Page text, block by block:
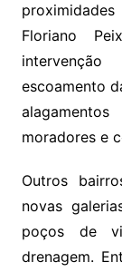
Floriano
escoamento
moradores e
Outros
novas
poços de
drenagem.